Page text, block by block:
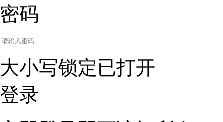
密码
大小写锁定已打开
登录